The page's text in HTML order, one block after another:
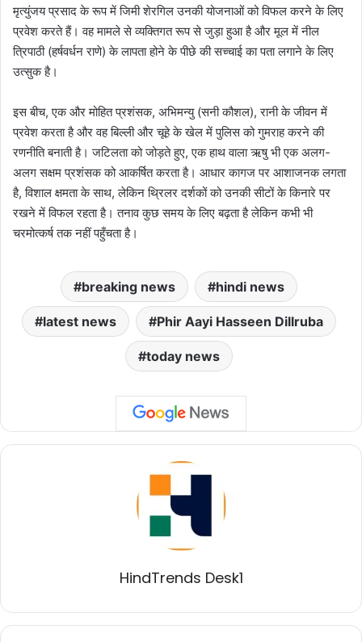
मृत्युंजय प्रसाद के रूप में जिमी शेरगिल उनकी योजनाओं को विफल करने के लिए
प्रवेश करते हैं। वह मामले से व्यक्तिगत रूप से जुड़ा हुआ है और मूल में नील
त्रिपाठी (हर्षवर्धन राणे) के लापता होने के पीछे की सच्चाई का पता लगाने के लिए
उत्सुक है।
इस बीच, एक और मोहित प्रशंसक, अभिमन्यु (सनी कौशल), रानी के जीवन में
प्रवेश करता है और वह बिल्ली और चूहे के खेल में पुलिस को गुमराह करने की
रणनीति बनाती है। जटिलता को जोड़ते हुए, एक हाथ वाला ऋषु भी एक अलग-
अलग सक्षम प्रशंसक को आकर्षित करता है। आधार कागज पर आशाजनक लगता
है, विशाल क्षमता के साथ, लेकिन थ्रिलर दर्शकों को उनकी सीटों के किनारे पर
रखने में विफल रहता है। तनाव कुछ समय के लिए बढ़ता है लेकिन कभी भी
चरमोत्कर्ष तक नहीं पहुँचता है।
breaking news hindi news
latest news Phir Aayi Hasseen Dillruba
today news
HindTrends Desk1